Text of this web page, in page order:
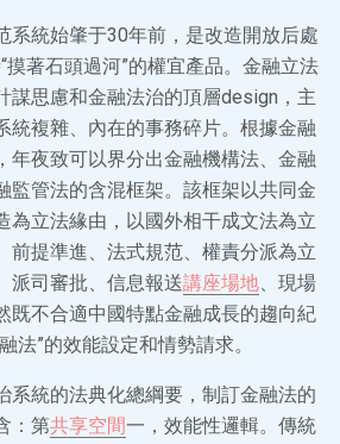
系統始肇于30年前，是改造開放后處
摸著石頭過河”的權宜產品。金融立法
謀思慮和金融法治的頂層design，主
統複雜、內在的事務碎片。根據金融
年夜致可以界分出金融機構法、金融
監管法的含混框架。該框架以共同金
為立法緣由，以國外相干成文法為立
前提準進、法式規范、權責分派為立
派司審批、信息報送講座場地、現場
既不合適中國特點金融成長的趨向紀
法”的效能設定和情勢請求。
系統的法典化總綱要，制訂金融法的
：第共享空間一，效能性邏輯。傳統